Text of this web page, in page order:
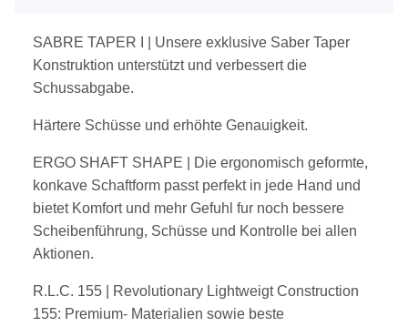
SABRE TAPER I
| Unsere exklusive Saber Taper
Konstruktion unterstützt und verbessert die
Schussabgabe.
Härtere Schüsse und erhöhte Genauigkeit.
ERGO SHAFT SHAPE
| Die ergonomisch geformte,
konkave Schaftform passt perfekt in jede Hand und
bietet Komfort und mehr Gefuhl fur noch bessere
Scheibenführung, Schüsse und Kontrolle bei allen
Aktionen.
R.L.C. 155
| Revolutionary Lightweigt Construction
155: Premium- Materialien sowie beste